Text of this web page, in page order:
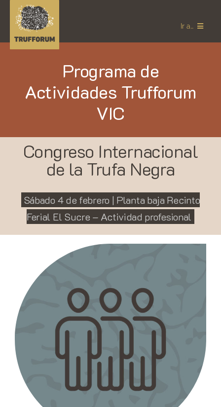
Saltar
contenido
Ir a…
SEDES 2023
Español
Programa de
Actividades Trufforum
VIC
Congreso Internacional
de la Trufa Negra
Sábado 4 de febrero | Planta baja Recinto
Ferial El Sucre – Actividad profesional